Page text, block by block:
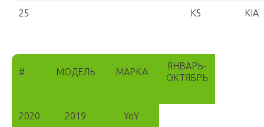
25 K5 KIA
# МОДЕЛЬ МАРКА
ЯНВАРЬ-
ОКТЯБРЬ
2020 2019 YoY